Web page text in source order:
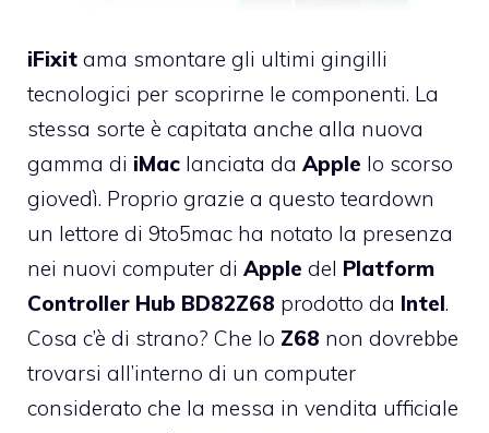
iFixit ama smontare gli ultimi gingilli
tecnologici per scoprirne le componenti. La
stessa sorte è capitata anche alla nuova
gamma di iMac lanciata da Apple lo scorso
giovedì. Proprio grazie a questo teardown
un lettore di 9to5mac ha notato la presenza
nei nuovi computer di Apple del Platform
Controller Hub BD82Z68 prodotto da Intel.
Cosa c’è di strano? Che lo Z68 non dovrebbe
trovarsi all’interno di un computer
considerato che la messa in vendita ufficiale